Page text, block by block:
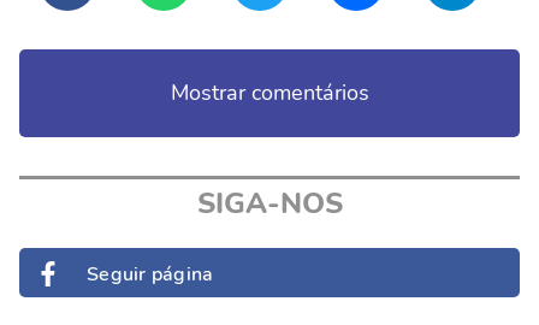
Mostrar comentários
SIGA-NOS
Seguir página